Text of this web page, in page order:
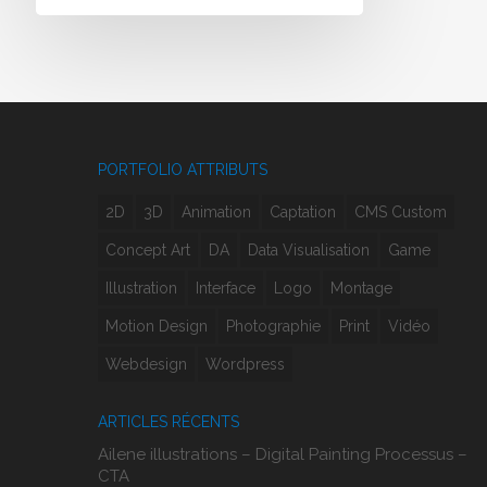
PORTFOLIO ATTRIBUTS
2D 3D Animation Captation CMS Custom
Concept Art DA Data Visualisation Game
Illustration Interface Logo Montage
Motion Design Photographie Print Vidéo
Webdesign Wordpress
ARTICLES RÉCENTS
Ailene illustrations – Digital Painting Processus –
CTA